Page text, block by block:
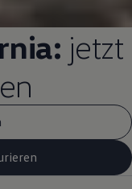
: jetzt